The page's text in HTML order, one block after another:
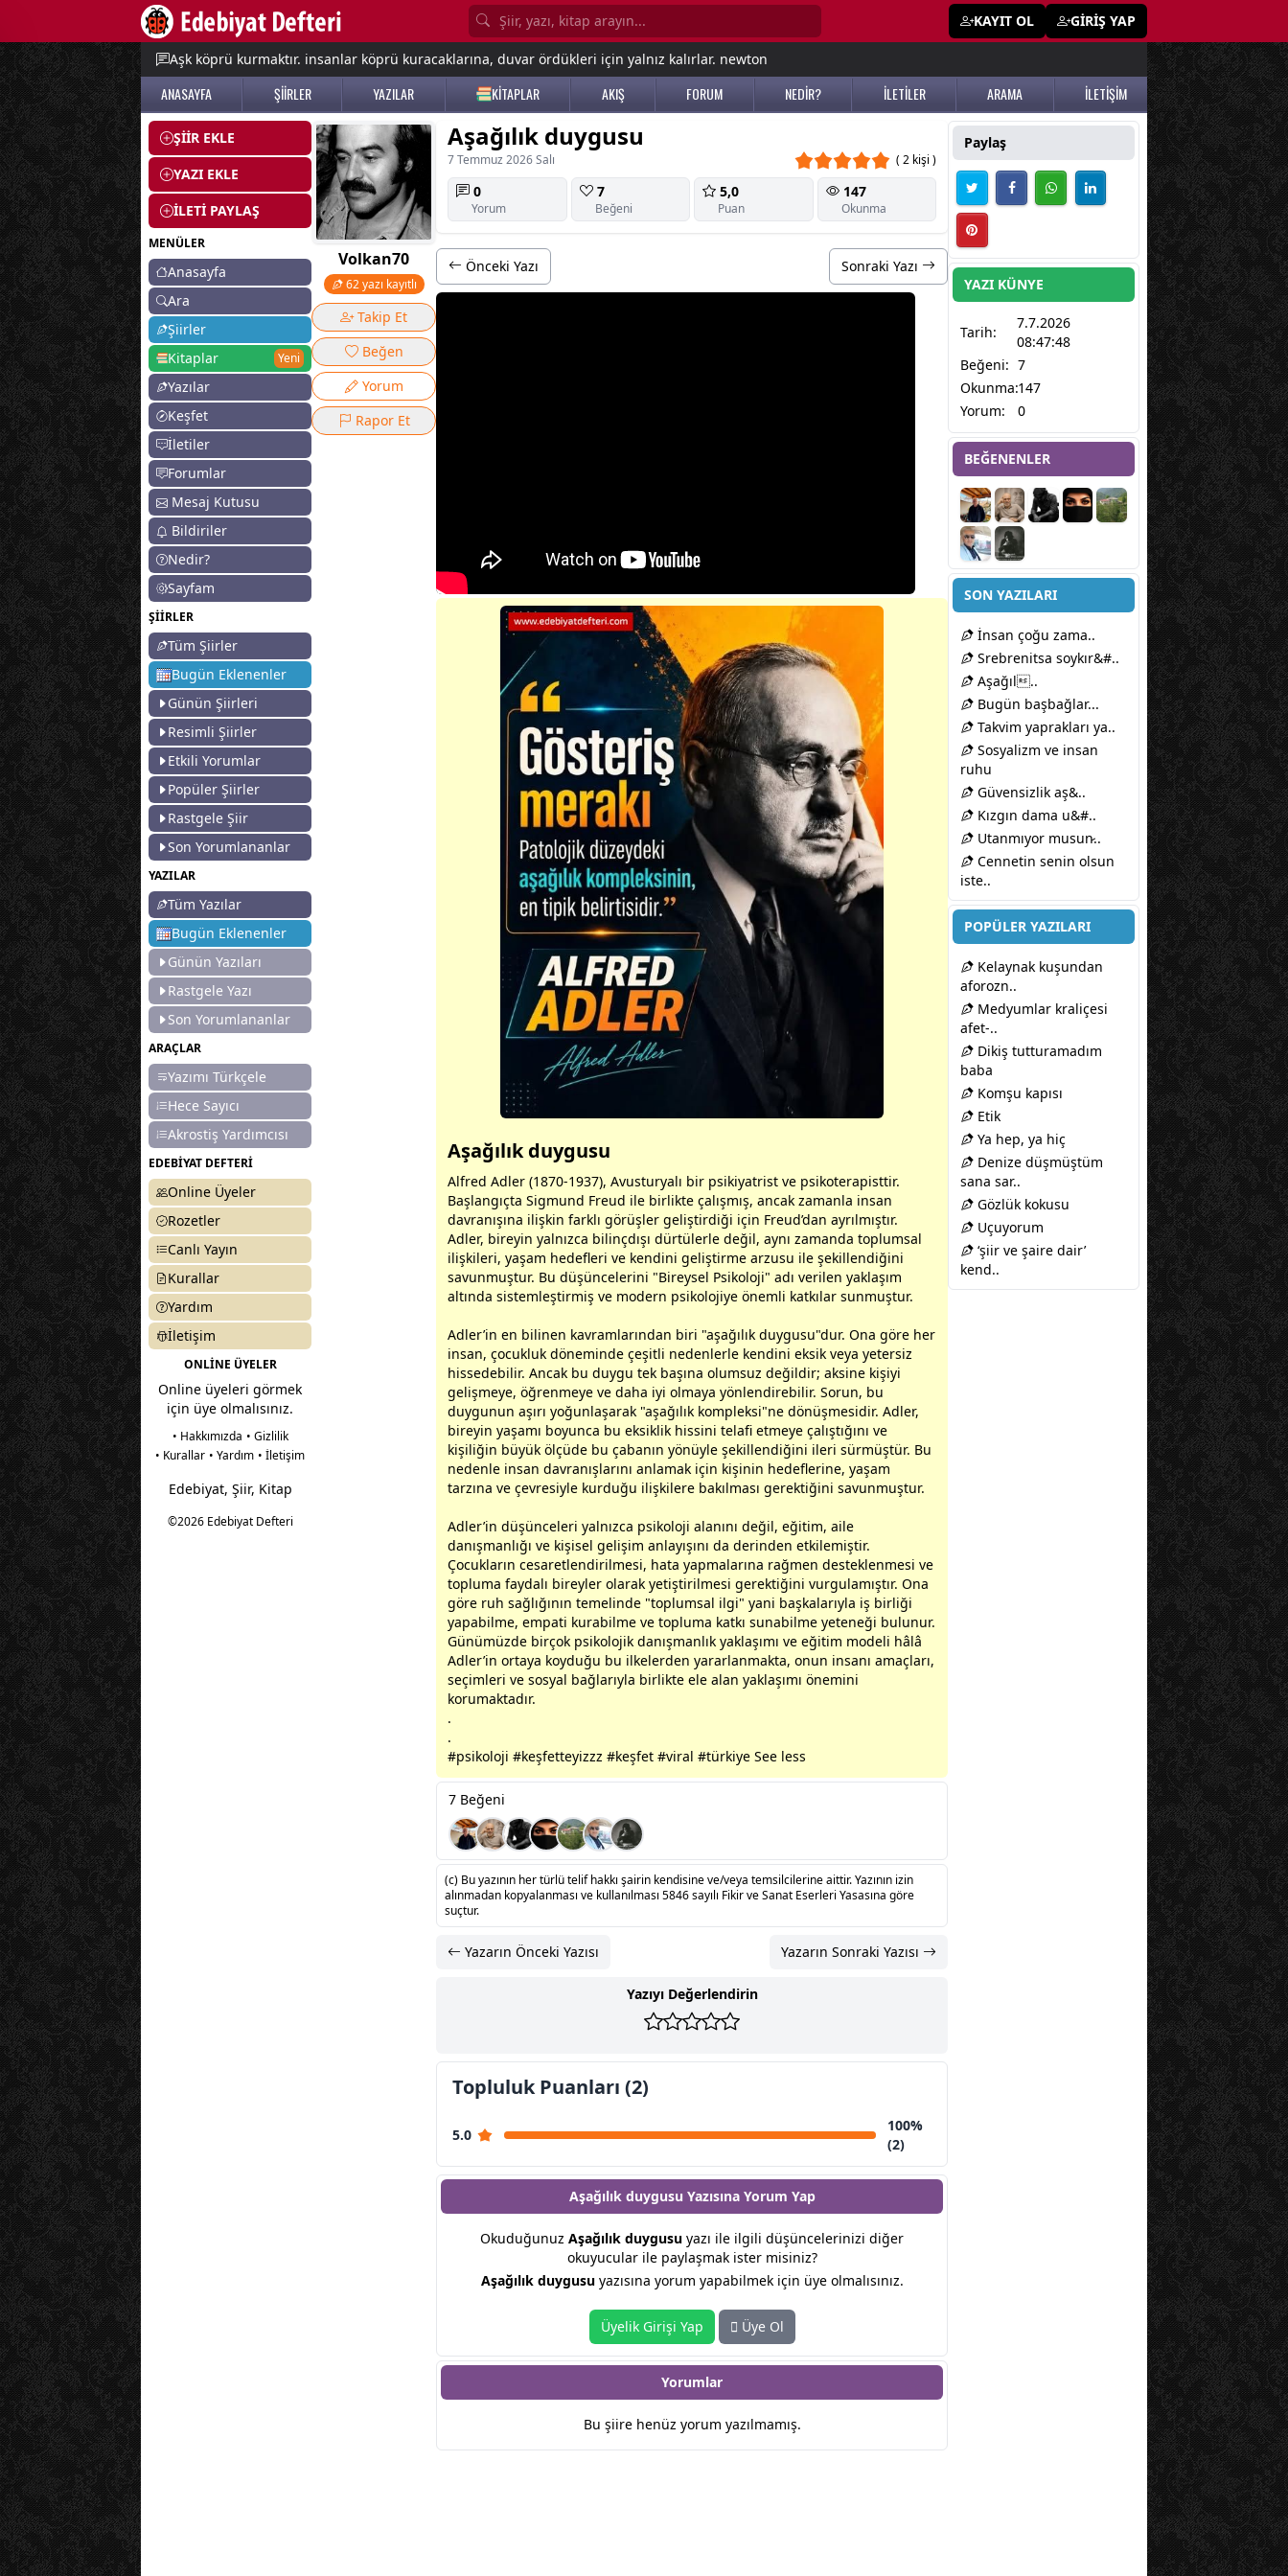
KAYIT OL GİRİŞ YAP
Aşk köprü kurmaktır. insanlar köprü kuracaklarına, duvar ördükleri için yalnız kalırlar. newton
ANASAYFA ŞİİRLER YAZILAR KİTAPLAR AKIŞ FORUM NEDİR? İLETİLER ARAMA İLETİŞİM
ŞİİR EKLE
YAZI EKLE
İLETİ PAYLAŞ
MENÜLER
Anasayfa
Ara
Şiirler
Kitaplar
Yeni
Yazılar
Keşfet
İletiler
Forumlar
Mesaj Kutusu
Bildiriler
Nedir?
Sayfam
ŞİİRLER
Tüm Şiirler
Bugün Eklenenler
Günün Şiirleri
Resimli Şiirler
Etkili Yorumlar
Popüler Şiirler
Rastgele Şiir
Son Yorumlananlar
YAZILAR
Tüm Yazılar
Bugün Eklenenler
Günün Yazıları
Rastgele Yazı
Son Yorumlananlar
ARAÇLAR
Yazımı Türkçele
Hece Sayıcı
Akrostiş Yardımcısı
EDEBİYAT DEFTERİ
Online Üyeler
Rozetler
Canlı Yayın
Kurallar
Yardım
İletişim
ONLİNE ÜYELER
Online üyeleri görmek
için üye olmalısınız.
• Hakkımızda • Gizlilik
• Kurallar • Yardım • İletişim
Edebiyat, Şiir, Kitap
©2026 Edebiyat Defteri
Volkan70
62 yazı kayıtlı
Takip Et
Beğen
Yorum
Rapor Et
Aşağılık duygusu
7 Temmuz 2026 Salı ( 2 kişi )
0
Yorum
7
Beğeni
5,0
Puan
147
Okunma
Önceki Yazı Sonraki Yazı
Aşağılık duygusu
Alfred Adler (1870-1937), Avusturyalı bir psikiyatrist ve psikoterapisttir.
Başlangıçta Sigmund Freud ile birlikte çalışmış, ancak zamanla insan
davranışına ilişkin farklı görüşler geliştirdiği için Freud’dan ayrılmıştır.
Adler, bireyin yalnızca bilinçdışı dürtülerle değil, aynı zamanda toplumsal
ilişkileri, yaşam hedefleri ve kendini geliştirme arzusu ile şekillendiğini
savunmuştur. Bu düşüncelerini "Bireysel Psikoloji" adı verilen yaklaşım
altında sistemleştirmiş ve modern psikolojiye önemli katkılar sunmuştur.
Adler’in en bilinen kavramlarından biri "aşağılık duygusu"dur. Ona göre her
insan, çocukluk döneminde çeşitli nedenlerle kendini eksik veya yetersiz
hissedebilir. Ancak bu duygu tek başına olumsuz değildir; aksine kişiyi
gelişmeye, öğrenmeye ve daha iyi olmaya yönlendirebilir. Sorun, bu
duygunun aşırı yoğunlaşarak "aşağılık kompleksi"ne dönüşmesidir. Adler,
bireyin yaşamı boyunca bu eksiklik hissini telafi etmeye çalıştığını ve
kişiliğin büyük ölçüde bu çabanın yönüyle şekillendiğini ileri sürmüştür. Bu
nedenle insan davranışlarını anlamak için kişinin hedeflerine, yaşam
tarzına ve çevresiyle kurduğu ilişkilere bakılması gerektiğini savunmuştur.
Adler’in düşünceleri yalnızca psikoloji alanını değil, eğitim, aile
danışmanlığı ve kişisel gelişim anlayışını da derinden etkilemiştir.
Çocukların cesaretlendirilmesi, hata yapmalarına rağmen desteklenmesi ve
topluma faydalı bireyler olarak yetiştirilmesi gerektiğini vurgulamıştır. Ona
göre ruh sağlığının temelinde "toplumsal ilgi" yani başkalarıyla iş birliği
yapabilme, empati kurabilme ve topluma katkı sunabilme yeteneği bulunur.
Günümüzde birçok psikolojik danışmanlık yaklaşımı ve eğitim modeli hâlâ
Adler’in ortaya koyduğu bu ilkelerden yararlanmakta, onun insanı amaçları,
seçimleri ve sosyal bağlarıyla birlikte ele alan yaklaşımı önemini
korumaktadır.
.
.
#psikoloji #keşfetteyizzz #keşfet #viral #türkiye See less
7 Beğeni
(c) Bu yazının her türlü telif hakkı şairin kendisine ve/veya temsilcilerine aittir. Yazının izin
alınmadan kopyalanması ve kullanılması 5846 sayılı Fikir ve Sanat Eserleri Yasasına göre
suçtur.
Yazarın Önceki Yazısı Yazarın Sonraki Yazısı
Yazıyı Değerlendirin
Topluluk Puanları (2)
5.0
100%
(2)
Aşağılık duygusu Yazısına Yorum Yap
Okuduğunuz Aşağılık duygusu yazı ile ilgili düşüncelerinizi diğer
okuyucular ile paylaşmak ister misiniz?
Aşağılık duygusuyazısına yorum yapabilmek için üye olmalısınız.
Üyelik Girişi Yap Üye Ol
Yorumlar
Bu şiire henüz yorum yazılmamış.
Paylaş
YAZI KÜNYE
Tarih:
7.7.2026
08:47:48
Beğeni: 7
Okunma:147
Yorum:
0
BEĞENENLER
SON YAZILARI
İnsan çoğu zama..
Srebrenitsa soykır&#..
Aşağıl..
Bugün başbağlar...
Takvim yaprakları ya..
Sosyalizm ve insan
ruhu
Güvensizlik aş&..
Kızgın dama u&#..
Utanmıyor musun̷..
Cennetin senin olsun
iste..
POPÜLER YAZILARI
Kelaynak kuşundan
aforozn..
Medyumlar kraliçesi
afet-..
Dikiş tutturamadım
baba
Komşu kapısı
Etik
Ya hep, ya hiç
Denize düşmüştüm
sana sar..
Gözlük kokusu
Uçuyorum
‘şiir ve şaire dair’
kend..
menu